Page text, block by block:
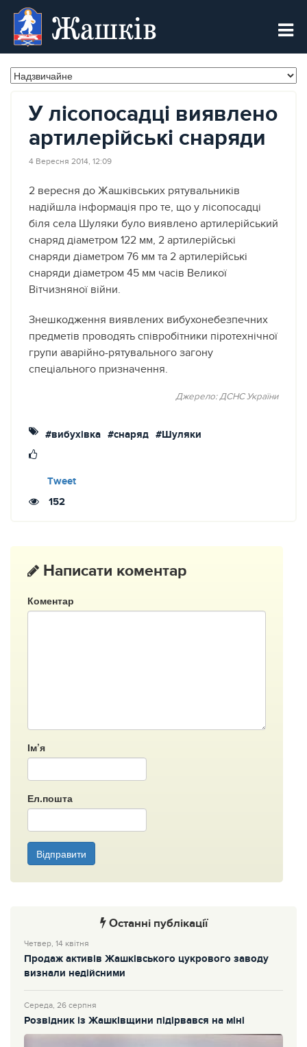
Жашків
У лісопосадці виявлено
артилерійські снаряди
4 Вересня 2014, 12:09
2 вересня до Жашківських рятувальників
надійшла інформація про те, що у лісопосадці
біля села Шуляки було виявлено артилерійський
снаряд діаметром 122 мм, 2 артилерійські
снаряди діаметром 76 мм та 2 артилерійські
снаряди діаметром 45 мм часів Великої
Вітчизняної війни.
Знешкодження виявлених вибухонебезпечних
предметів проводять співробітники піротехнічної
групи аварійно-рятувального загону
спеціального призначення.
Джерело: ДСНС України
#вибухівка #снаряд #Шуляки
Tweet
152
Написати коментар
Коментар
Ім’я
Ел.пошта
Відправити
Останні публікації
Четвер, 14 квітня
Продаж активів Жашківського цукрового заводу
визнали недійсними
Середа, 26 серпня
Розвідник із Жашківщини підірвався на міні